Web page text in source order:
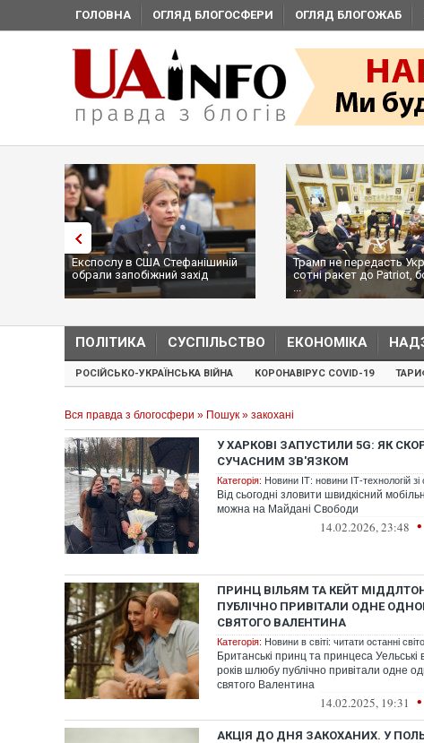
ГОЛОВНА ОГЛЯД БЛОГОСФЕРИ ОГЛЯД БЛОГОЖАБ
Експослу в США Стефанішиній
обрали запобіжний захід
Трамп не передасть
сотні ракет до Patriot,
...
ПОЛІТИКА СУСПІЛЬСТВО ЕКОНОМІКА
РОСІЙСЬКО-УКРАЇНСЬКА ВІЙНА КОРОНАВІРУС COVID-19
Вся правда з блогосфери » Пошук » закохані
У ХАРКОВІ ЗАПУСТИЛИ 5G: ЯК
СУЧАСНИМ ЗВ'ЯЗКОМ
Категорія: Новини ІТ: новини ІТ-технологій зі
Від сьогодні зловити швидкісний
можна на Майдані Свободи
14.02.2026, 23:48 •
ПРИНЦ ВІЛЬЯМ ТА КЕЙТ
ПУБЛІЧНО ПРИВІТАЛИ ОДНЕ
СВЯТОГО ВАЛЕНТИНА
Категорія: Новини в світі: читати останні
Британські принц та принцеса
років шлюбу публічно привітали одне
святого Валентина
14.02.2025, 19:31 •
АКЦІЯ ДО ДНЯ ЗАКОХАНИХ. У